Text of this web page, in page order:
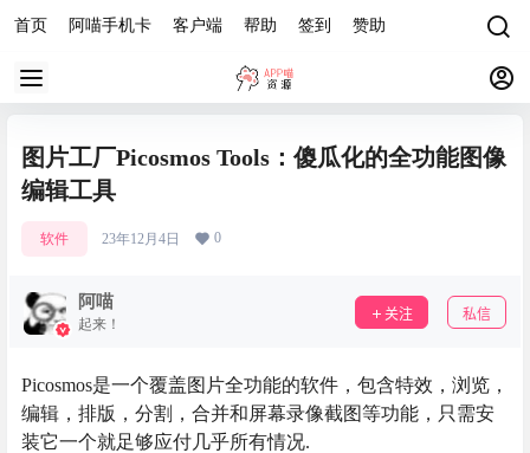
首页 阿喵手机卡 客户端 帮助 签到 赞助
图片工厂Picosmos Tools：傻瓜化的全功能图像
编辑工具
软件 23年12月4日 0
阿喵
起来！
关注 私信
Picosmos是一个覆盖图片全功能的软件，包含特效，浏览，
编辑，排版，分割，合并和屏幕录像截图等功能，只需安
装它一个就足够应付几乎所有情况.